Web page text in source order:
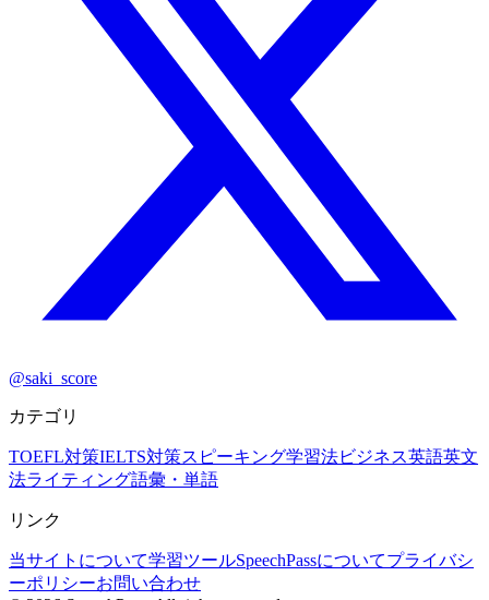
@saki_score
カテゴリ
TOEFL対策IELTS対策スピーキング学習法ビジネス英語英文
法ライティング語彙・単語
リンク
当サイトについて学習ツールSpeechPassについてプライバシ
ーポリシーお問い合わせ